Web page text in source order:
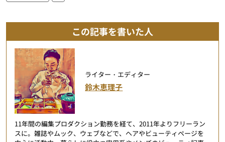
この記事を書いた人
ライター・エディター
鈴木恵理子
11年間の編集プロダクション勤務を経て、2011年よりフリーラン
スに。雑誌やムック、ウェブなどで、ヘアやビューティページを